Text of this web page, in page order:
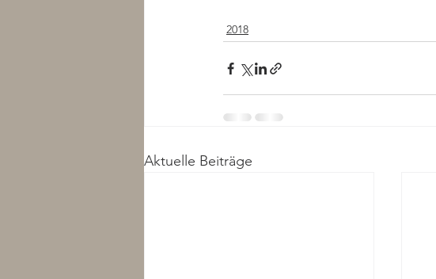
2018
Aktuelle Beiträge